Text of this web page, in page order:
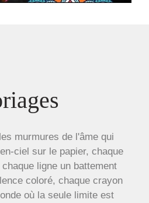
murmures de l'âme qui
ciel sur le papier, chaque
ligne un battement
coloré, chaque crayon
où la seule limite est